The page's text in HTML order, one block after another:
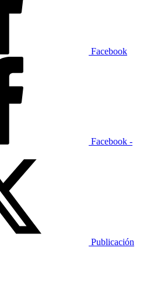
Facebook
Facebook -
Publicación